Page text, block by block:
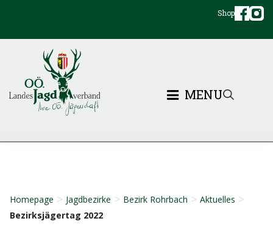
Shop
MENU
Homepage > Jagdbezirke > Bezirk Rohrbach > Aktuelles >
Bezirksjägertag 2022